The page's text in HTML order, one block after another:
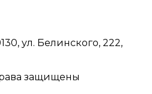
ул. Белинского, 222,
защищены